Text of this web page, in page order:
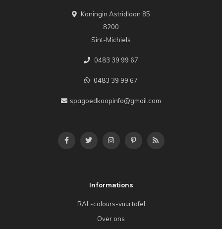
Koningin Astridlaan 85
8200
Sint-Michiels
0483 39 99 67
0483 39 99 67
spagoedkoopinfo@gmail.com
Informations
RAL-colours-vuurtafel
Over ons